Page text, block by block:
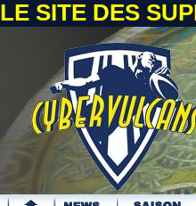
LE SITE DES